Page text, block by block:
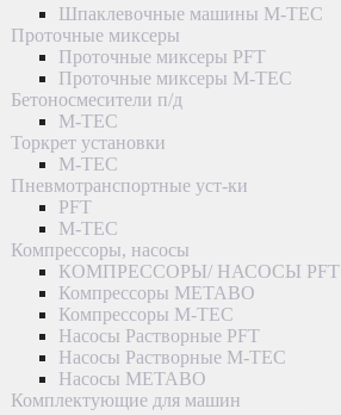
Шпаклевочные машины M-TEC
Проточные миксеры
Проточные миксеры PFT
Проточные миксеры M-TEC
Бетоносмесители п/д
M-TEC
Торкрет установки
M-TEC
Пневмотранспортные уст-ки
PFT
M-TEC
Компрессоры, насосы
КОМПРЕССОРЫ/ НАСОСЫ PFT
Компрессоры METABO
Компрессоры M-TEC
Насосы Растворные PFT
Насосы Растворные M-TEC
Насосы METABO
Комплектующие для машин